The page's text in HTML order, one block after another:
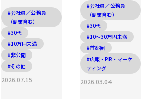
#会社員／公務員
（副業含む）
#30代
#10万円未満
#非公開
#その他
2026.07.15
#会社員／公務員
（副業含む）
#30代
#10〜30万円未満
#首都圏
#広報・PR・マーケ
ティング
2026.03.04